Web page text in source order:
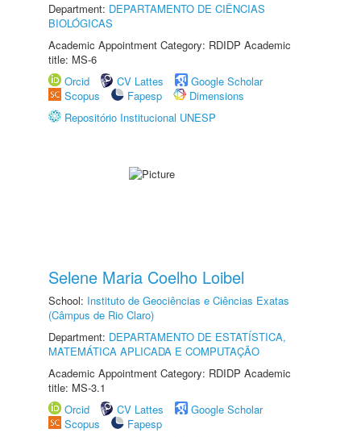
Department: DEPARTAMENTO DE CIÊNCIAS
BIOLÓGICAS
Academic Appointment Category: RDIDP Academic
title: MS-6
Orcid
CV Lattes
Google Scholar
Scopus
Fapesp
Dimensions
Repositório Institucional UNESP
Selene Maria Coelho Loibel
School: Instituto de Geociências e Ciências Exatas
(Câmpus de Rio Claro)
Department: DEPARTAMENTO DE ESTATÍSTICA,
MATEMÁTICA APLICADA E COMPUTAÇÃO
Academic Appointment Category: RDIDP Academic
title: MS-3.1
Orcid
CV Lattes
Google Scholar
Scopus
Fapesp